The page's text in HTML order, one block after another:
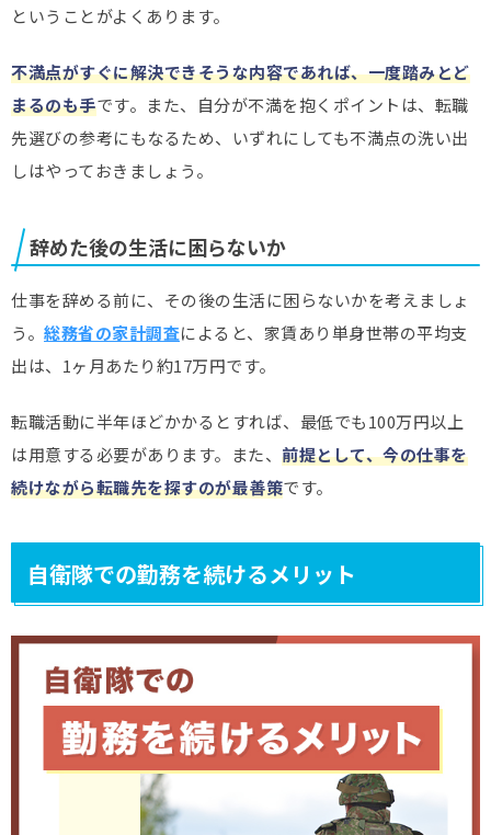
ということがよくあります。
不満点がすぐに解決できそうな内容であれば、一度踏みとど
まるのも手です。また、自分が不満を抱くポイントは、転職
先選びの参考にもなるため、いずれにしても不満点の洗い出
しはやっておきましょう。
辞めた後の生活に困らないか
仕事を辞める前に、その後の生活に困らないかを考えましょ
う。 総務省の家計調査によると、家賃あり単身世帯の平均支
出は、1ヶ月あたり約17万円です。
転職活動に半年ほどかかるとすれば、最低でも100万円以上
は用意する必要があります。また、 前提として、今の仕事を
続けながら転職先を探すのが最善策です。
自衛隊での勤務を続けるメリット